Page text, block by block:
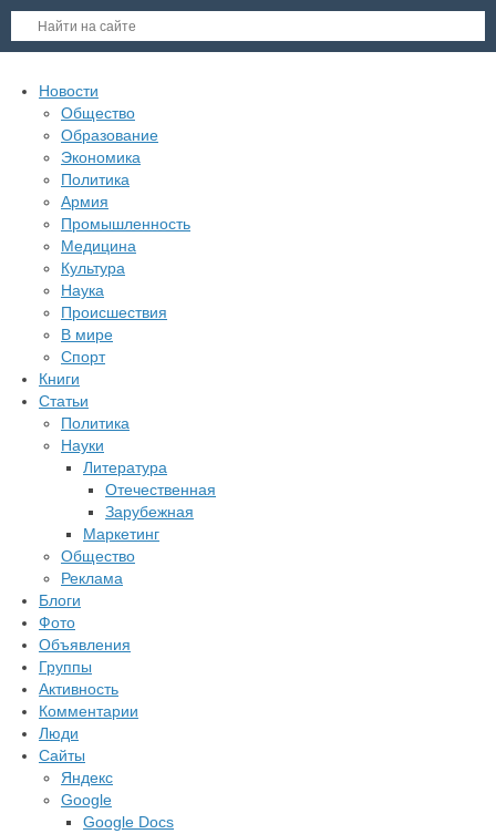
Новости
Общество
Образование
Экономика
Политика
Армия
Промышленность
Медицина
Культура
Наука
Происшествия
В мире
Спорт
Книги
Статьи
Политика
Науки
Литература
Отечественная
Зарубежная
Маркетинг
Общество
Реклама
Блоги
Фото
Объявления
Группы
Активность
Комментарии
Люди
Сайты
Яндекс
Google
Google Docs